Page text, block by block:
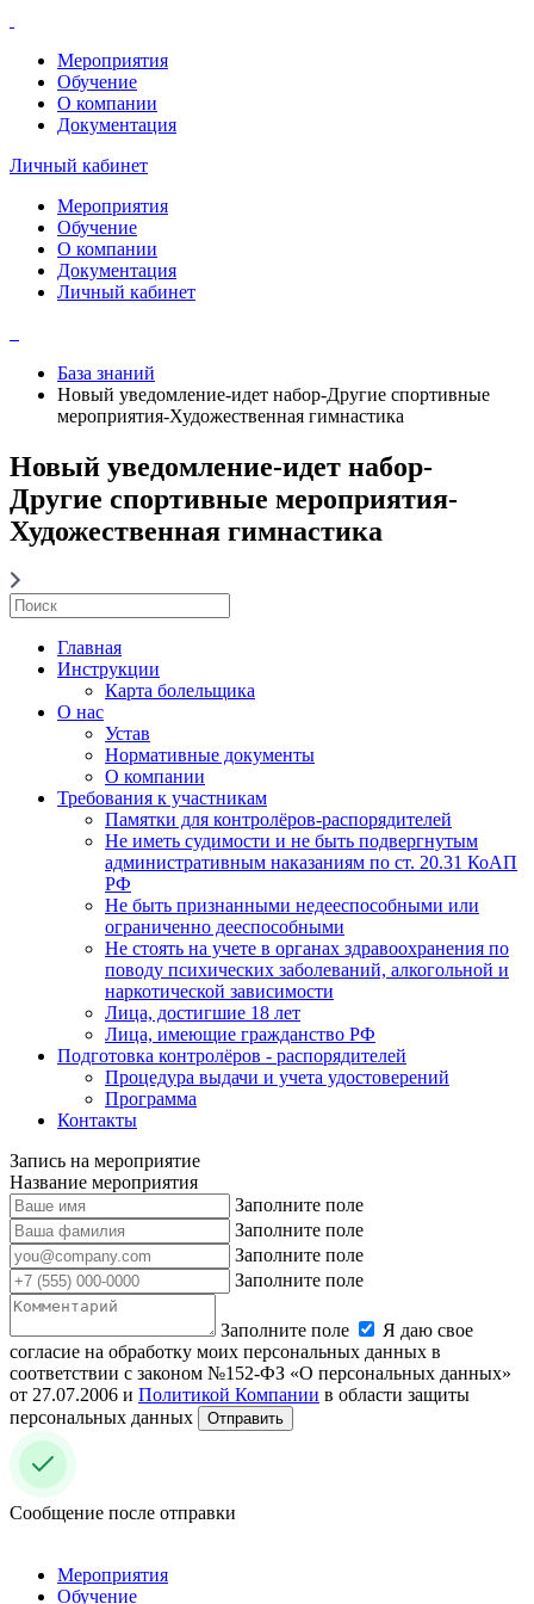
Мероприятия
Обучение
О компании
Документация
Личный кабинет
Мероприятия
Обучение
О компании
Документация
Личный кабинет
База знаний
Новый уведомление-идет набор-Другие спортивные
мероприятия-Художественная гимнастика
Новый уведомление-идет набор-
Другие спортивные мероприятия-
Художественная гимнастика
Главная
Инструкции
Карта болельщика
О нас
Устав
Нормативные документы
О компании
Требования к участникам
Памятки для контролёров-распорядителей
Не иметь судимости и не быть подвергнутым
административным наказаниям по ст. 20.31 КоАП
РФ
Не быть признанными недееспособными или
ограниченно дееспособными
Не стоять на учете в органах здравоохранения по
поводу психических заболеваний, алкогольной и
наркотической зависимости
Лица, достигшие 18 лет
Лица, имеющие гражданство РФ
Подготовка контролёров - распорядителей
Процедура выдачи и учета удостоверений
Программа
Контакты
Запись на мероприятие
Название мероприятия
Заполните поле
Заполните поле
Заполните поле
Заполните поле
Заполните поле
Я даю свое
согласие на обработку моих персональных данных в
соответствии с законом №152-ФЗ «О персональных данных»
от 27.07.2006 и Политикой Компании в области защиты
персональных данных
Отправить
Сообщение после отправки
Мероприятия
Обучение